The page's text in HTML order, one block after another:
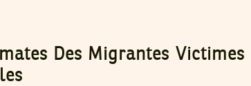
Des Migrantes Victimes